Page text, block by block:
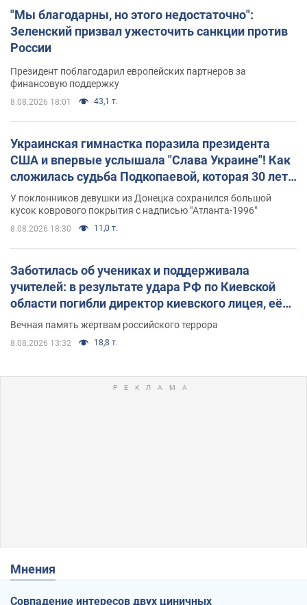
"Мы благодарны, но этого недостаточно":
Зеленский призвал ужесточить санкции против
России
Президент поблагодарил европейских партнеров за
финансовую поддержку
8.08.2026 18:01 43,1 т.
Украинская гимнастка поразила президента
США и впервые услышала "Слава Украине"! Как
сложилась судьба Подкопаевой, которая 30 лет
назад завоевала "золото" Олимпиады
У поклонников девушки из Донецка сохранился большой
кусок коврового покрытия с надписью "Атланта-1996"
8.08.2026 18:30 11,0 т.
Заботилась об учениках и поддерживала
учителей: в результате удара РФ по Киевской
области погибли директор киевского лицея, её
муж и внук
Вечная память жертвам российского террора
8.08.2026 13:32 18,8 т.
Мнения
Совпадение интересов двух циничных